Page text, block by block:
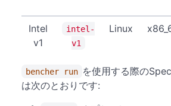
Intel
v1
intel-
v1
Linux
bencher run を使用する際の
は次のとおりです: